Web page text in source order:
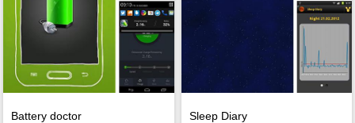
Battery doctor Sleep Diary